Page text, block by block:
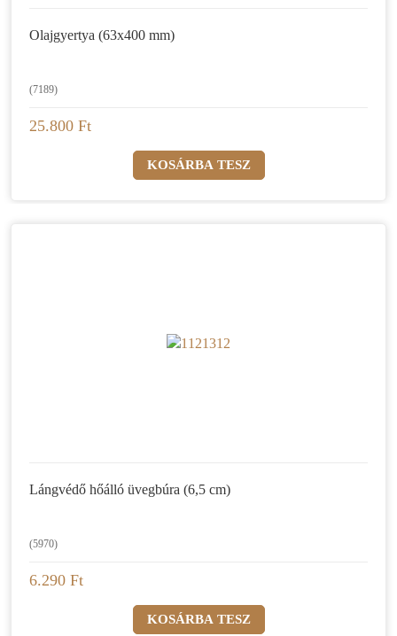
Olajgyertya (63x400 mm)
(7189)
25.800 Ft
Lángvédő hőálló üvegbúra (6,5 cm)
(5970)
6.290 Ft